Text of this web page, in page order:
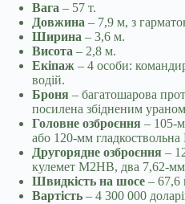
Вага – 57 т.
Довжина – 7,9 м, з
Ширина – 3,6 м.
Висота – 2,8 м.
Екіпаж – 4 особи:
водій.
Броня – багатошарова
посилена збідненим
Головне озброєння – 105-
або 120-мм
Другорядне озброєння –
кулемет M2HB, два 7,62-
Швидкість на шосе – 67,6
Вартість – 4 300 000